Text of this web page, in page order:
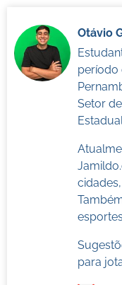
Otávio
período
Setor
para